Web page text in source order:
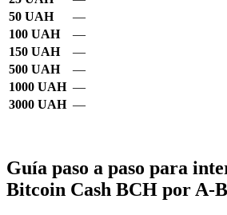
50 UAH
—
100 UAH
—
150 UAH
—
500 UAH
—
1000 UAH —
3000 UAH —
Guía paso a paso para
Bitcoin Cash BCH por A-